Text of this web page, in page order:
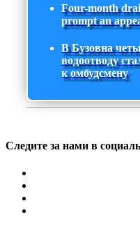
Four-month
prompt an
В Бузовна
водоотводу
к омбудсмену
Следите за нами в